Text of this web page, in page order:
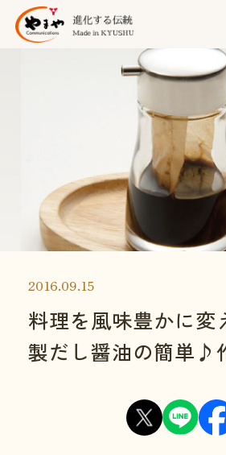
2016.09.15
料理を風味豊かに変
製だし醤油の簡単♪